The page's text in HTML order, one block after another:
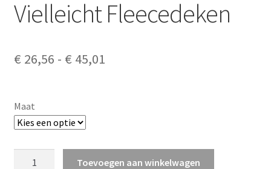
Vielleicht Fleecedeken
€ 26,56 - € 45,01
Maat
Toevoegen aan winkelwagen